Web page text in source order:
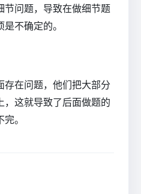
节问题，导致在做细节题
不确定的。
存在问题，他们把大部分
，这就导致了后面做题的
。